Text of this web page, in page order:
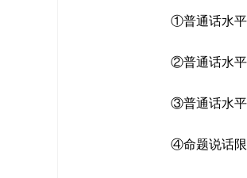
①普通话水平
②普通话水平
③普通话水平
④命题说话限